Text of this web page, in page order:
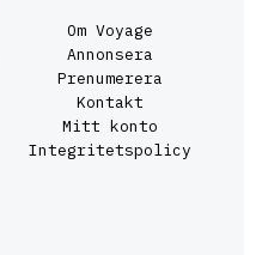
Om Voyage
Annonsera
Prenumerera
Kontakt
Mitt konto
Integritetspolicy